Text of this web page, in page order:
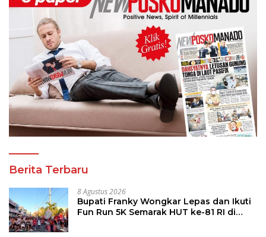
Berita Terbaru
8 Agustus 2026
Bupati Franky Wongkar Lepas dan Ikuti
Fun Run 5K Semarak HUT ke-81 RI di